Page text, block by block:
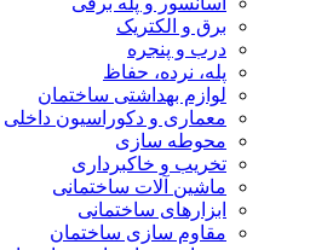
برق و الکتریک
درب و پنجره
پله، نرده، حفاظ
لوازم بهداشتی ساختمان
معماری و دکوراسیون داخلی
محوطه سازی
تخریب و خاکبرداری
ماشین آلات ساختمانی
ابزارهای ساختمانی
مقاوم سازی ساختمان